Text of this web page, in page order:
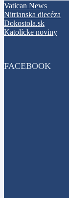
Vatican News
Nitrianska diecéza
Dokostola.sk
Katolícke noviny
FACEBOOK